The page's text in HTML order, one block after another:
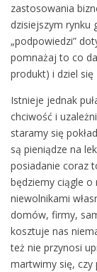
zastosowania
dzisiejszym rynku
„podpowiedzi”
pomnażaj to co
produkt) i dziel się
Istnieje jednak
chciwość i
staramy się
są pieniądze na
posiadanie coraz
będziemy ciągle o
niewolnikami
domów, firmy,
kosztuje nas
też nie przynosi
martwimy się, czy